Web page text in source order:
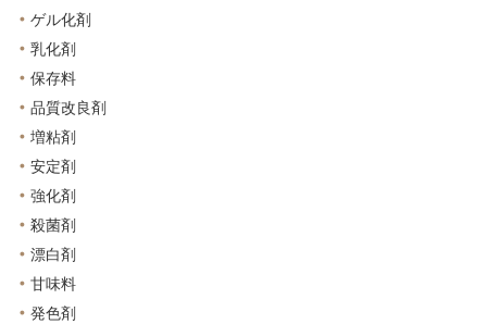
ゲル化剤
乳化剤
保存料
品質改良剤
増粘剤
安定剤
強化剤
殺菌剤
漂白剤
甘味料
発色剤